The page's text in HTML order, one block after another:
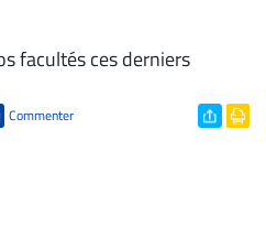
facultés ces derniers
Commenter